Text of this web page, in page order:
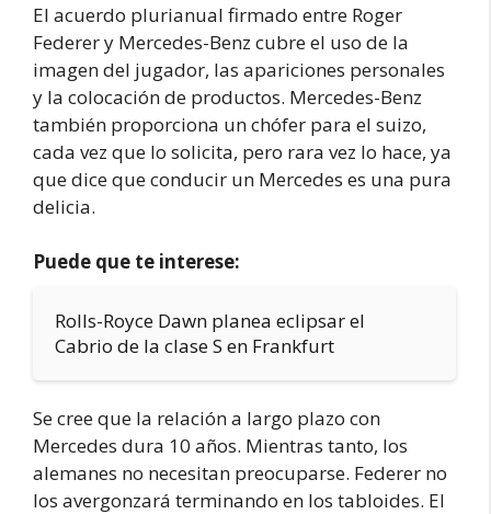
El acuerdo plurianual firmado entre Roger
Federer y Mercedes-Benz cubre el uso de la
imagen del jugador, las apariciones personales
y la colocación de productos. Mercedes-Benz
también proporciona un chófer para el suizo,
cada vez que lo solicita, pero rara vez lo hace, ya
que dice que conducir un Mercedes es una pura
delicia.
Puede que te interese:
Rolls-Royce Dawn planea eclipsar el
Cabrio de la clase S en Frankfurt
Se cree que la relación a largo plazo con
Mercedes dura 10 años. Mientras tanto, los
alemanes no necesitan preocuparse. Federer no
los avergonzará terminando en los tabloides. El